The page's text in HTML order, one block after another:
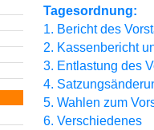
Tagesordnung:
1. Bericht des
2. Kassenbericht
3. Entlastung des
4.
5. Wahlen zum
6. Verschiedenes